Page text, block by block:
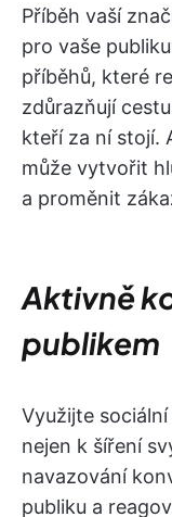
Příběh vaší
pro vaše
příběhů, které
zdůrazňují
kteří za ní stojí.
může vytvořit
a proměnit
Aktivně
publikem
Využijte
nejen k šíření
navazování
publiku a